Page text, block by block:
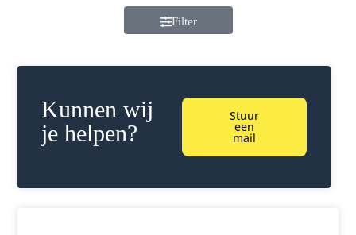
Filter
Kunnen wij
je helpen?
Stuur
een
mail